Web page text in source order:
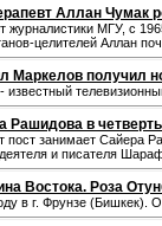
Аллан Чумак
журналистики МГУ, с
целителей Аллан
Маркелов получил
Рашидова в
пост занимает Сайера
деятеля и писателя
Востока. Роза
в г. Фрунзе (Бишкек).